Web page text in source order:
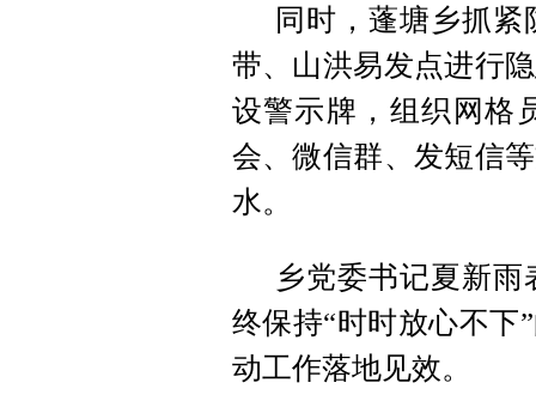
同时，蓬塘乡抓
带、山洪易发点进行
设警示牌，组织网格
会、微信群、发短信
水。
乡党委书记夏新雨
终保持“时时放心不下
动工作落地见效。